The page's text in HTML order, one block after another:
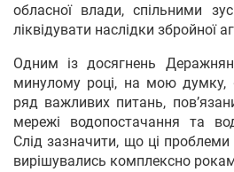
обласної влади, спільними
ліквідувати наслідки збройної
Одним із досягнень
минулому році, на мою
ряд важливих питань,
мережі водопостачання та
Слід зазначити, що ці
вирішувались комплексно